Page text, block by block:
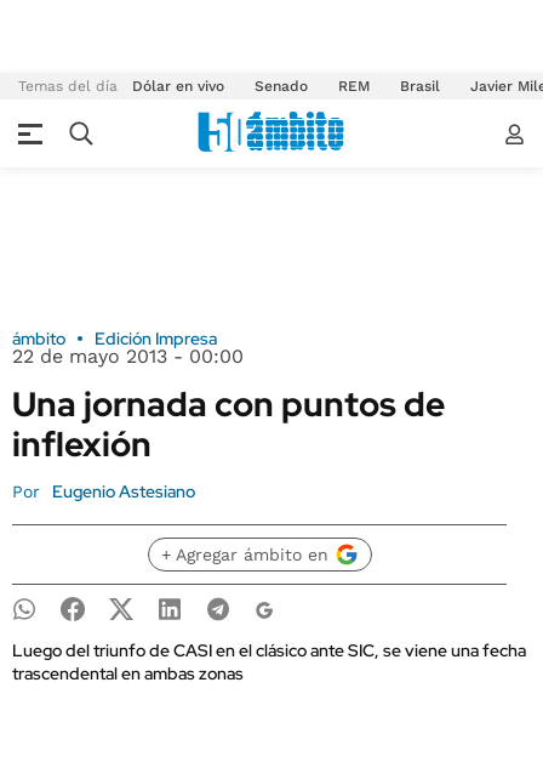
Temas del día Dólar en vivo Senado REM Brasil Javier
ámbito Edición Impresa
22 de mayo 2013 - 00:00
Una jornada con puntos de
inflexión
Por Eugenio Astesiano
+ Agregar ámbito en
Luego del triunfo de CASI en el clásico ante SIC, se viene una fecha
trascendental en ambas zonas